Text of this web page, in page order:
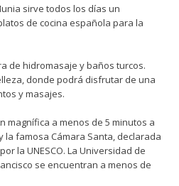
sirve todos los días un
de cocina española para la
de hidromasaje y baños turcos.
donde podrá disfrutar de una
y masajes.
magnífica a menos de 5 minutos a
la famosa Cámara Santa, declarada
la UNESCO. La Universidad de
se encuentran a menos de